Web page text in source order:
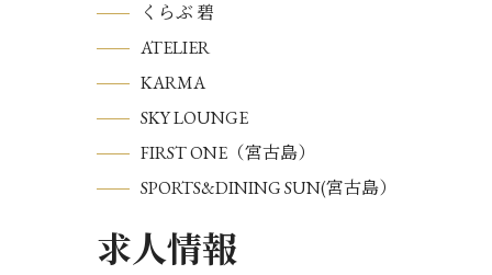
くらぶ 碧
ATELIER
KARMA
SKY LOUNGE
FIRST ONE（宮古島）
SPORTS&DINING SUN(宮古島）
求人情報